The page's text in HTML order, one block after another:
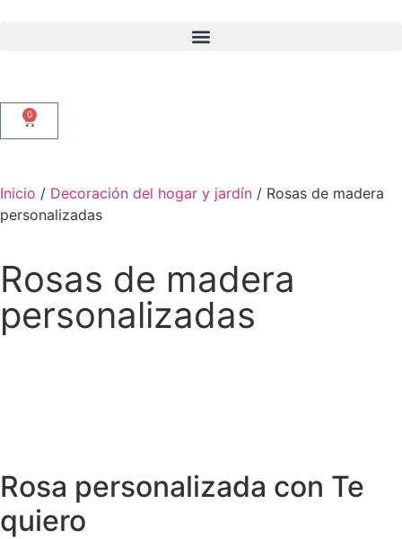
0
Inicio / Decoración del hogar y jardín / Rosas de madera
personalizadas
Rosas de madera
personalizadas
Rosa personalizada con Te
quiero